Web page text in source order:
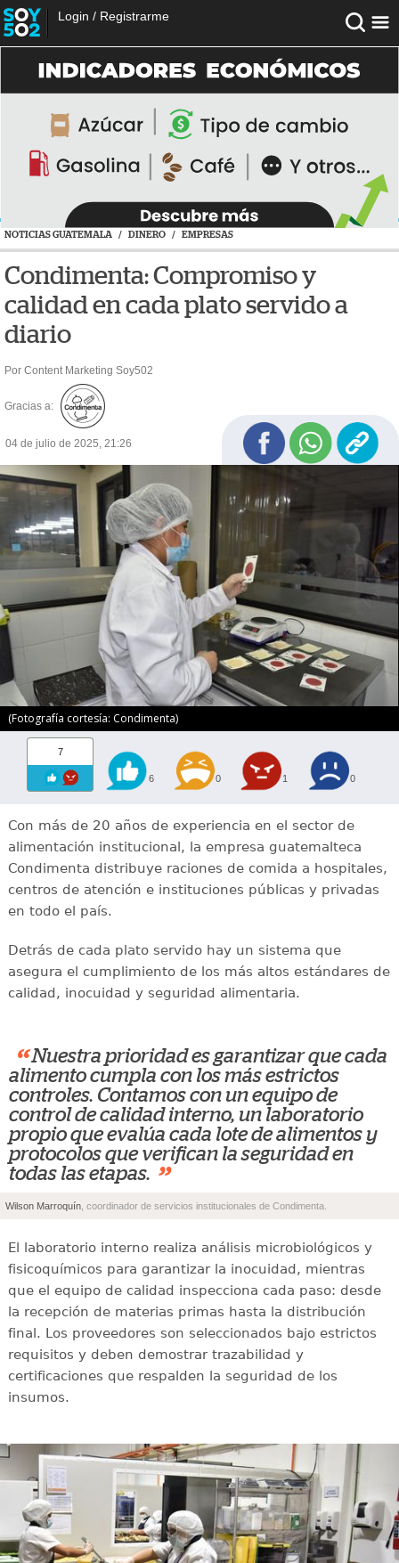
Login / Registrarme
NOTICIAS GUATEMALA / DINERO / EMPRESAS
Condimenta: Compromiso y
calidad en cada plato servido a
diario
Por Content Marketing Soy502
Gracias a:
04 de julio de 2025, 21:26
(Fotografía cortesía: Condimenta)
7
6 0 1 0
Con más de 20 años de experiencia en el sector de
alimentación institucional, la empresa guatemalteca
Condimenta distribuye raciones de comida a hospitales,
centros de atención e instituciones públicas y privadas
en todo el país.
Detrás de cada plato servido hay un sistema que
asegura el cumplimiento de los más altos estándares de
calidad, inocuidad y seguridad alimentaria.
“ Nuestra prioridad es garantizar que cada
alimento cumpla con los más estrictos
controles. Contamos con un equipo de
control de calidad interno, un laboratorio
propio que evalúa cada lote de alimentos y
protocolos que verifican la seguridad en
todas las etapas. ”
Wilson Marroquín , coordinador de servicios institucionales de Condimenta.
El laboratorio interno realiza análisis microbiológicos y
fisicoquímicos para garantizar la inocuidad, mientras
que el equipo de calidad inspecciona cada paso: desde
la recepción de materias primas hasta la distribución
final. Los proveedores son seleccionados bajo estrictos
requisitos y deben demostrar trazabilidad y
certificaciones que respalden la seguridad de los
insumos.